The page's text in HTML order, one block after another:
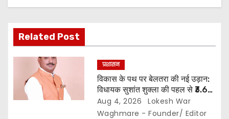
i
o
n
Related Post
प्रशासन
विकास के पथ पर बेलतरा की नई उड़ान:
विधायक सुशांत शुक्ला की पहल से ₹3.61
करोड़ के विकास कार्यों की मिली सौगात…
10 गांवों में बनेंगे सामुदायिक भवन,, 11
Aug 4, 2026
Lokesh War
Waghmare - Founder/ Editor